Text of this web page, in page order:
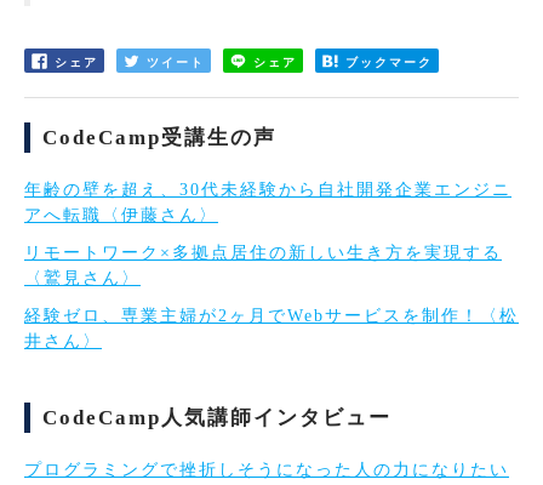
シェア ツイート シェア ブックマーク
CodeCamp受講生の声
年齢の壁を超え、30代未経験から自社開発企業エンジニ
アへ転職〈伊藤さん〉
リモートワーク×多拠点居住の新しい生き方を実現する
〈鷲見さん〉
経験ゼロ、専業主婦が2ヶ月でWebサービスを制作！〈松
井さん〉
CodeCamp人気講師インタビュー
プログラミングで挫折しそうになった人の力になりたい